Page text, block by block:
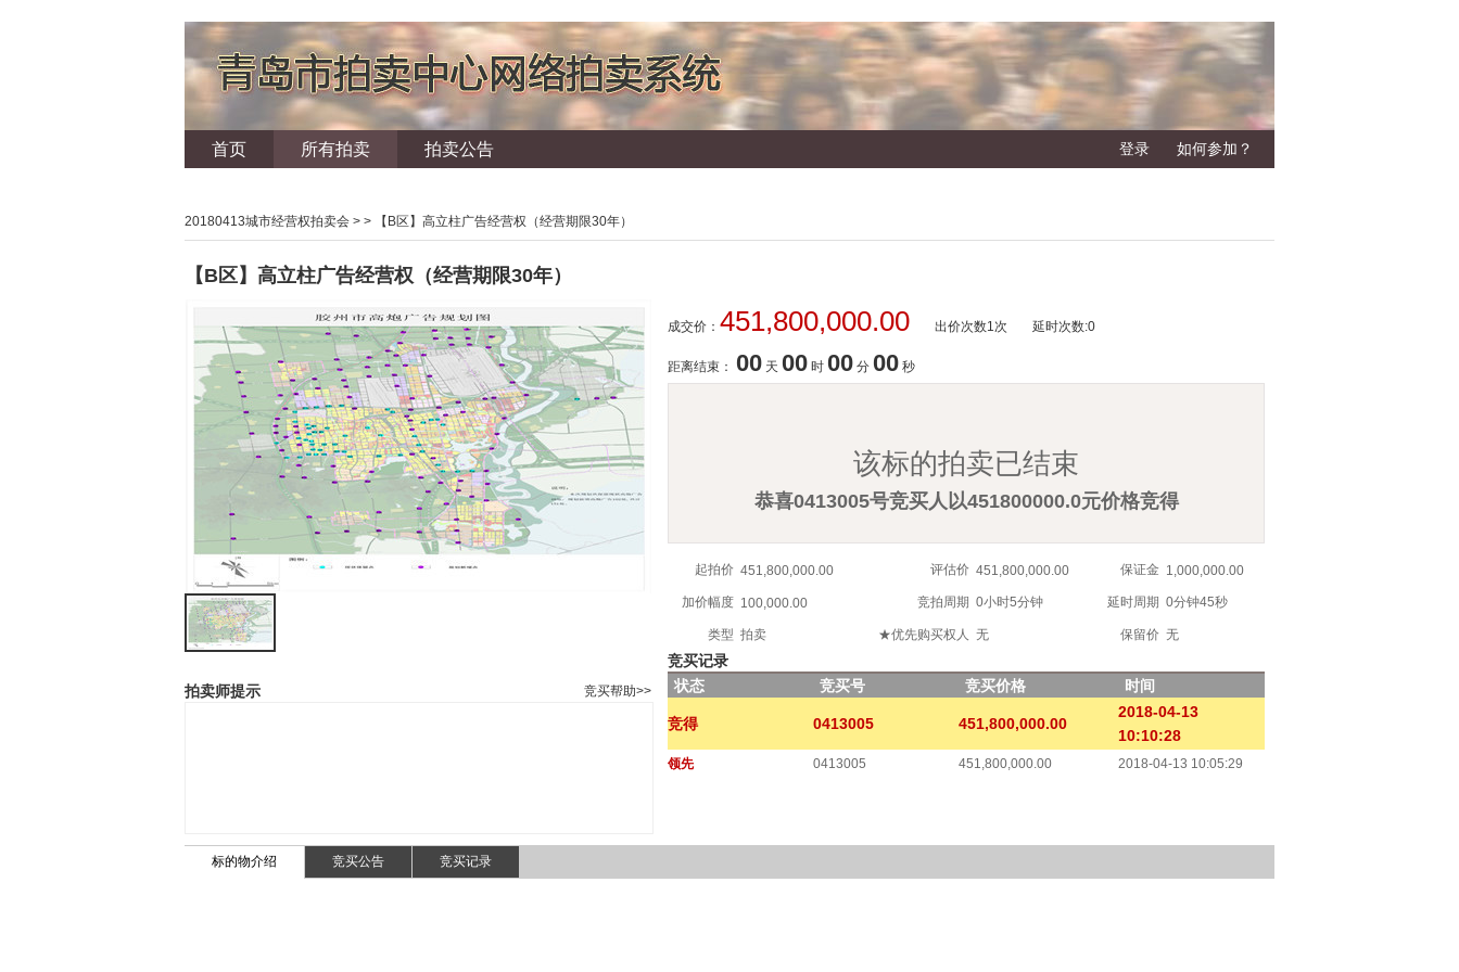
首页 所有拍卖 拍卖公告 登录 如何参加？
20180413城市经营权拍卖会 > > 【B区】高立柱广告经营权（经营期限30年）
【B区】高立柱广告经营权（经营期限30年）
拍卖师提示 竞买帮助>>
成交价： 451,800,000.00 出价次数1次 延时次数:0
距离结束： 00 天 00 时 00 分 00 秒
该标的拍卖已结束
恭喜0413005号竞买人以451800000.0元价格竞得
起拍价 451,800,000.00 评估价 451,800,000.00 保证金 1,000,000.00
加价幅度 100,000.00 竞拍周期 0小时5分钟 延时周期 0分钟45秒
类型 拍卖 ★优先购买权人 无 保留价 无
竞买记录
状态
竞买号 竞买价格 时间
竞得 0413005 451,800,000.00
2018-04-13
10:10:28
领先 0413005 451,800,000.00 2018-04-13 10:05:29
标的物介绍 竞买公告 竞买记录